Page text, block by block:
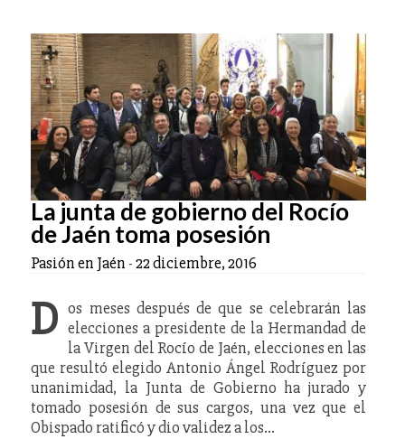
La junta de gobierno del Rocío
de Jaén toma posesión
Pasión en Jaén -22 diciembre, 2016
D os meses después de que se celebrarán las
elecciones a presidente de la Hermandad de
la Virgen del Rocío de Jaén, elecciones en las
que resultó elegido Antonio Ángel Rodríguez por
unanimidad, la Junta de Gobierno ha jurado y
tomado posesión de sus cargos, una vez que el
Obispado ratificó y dio validez a los…